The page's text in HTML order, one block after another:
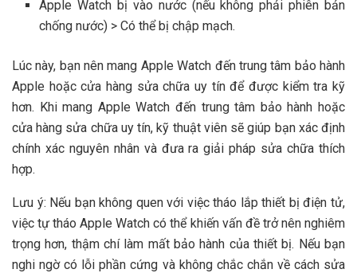
Apple Watch bị vào nước (nếu không phải phiên bản
chống nước) > Có thể bị chập mạch.
Lúc này, bạn nên mang Apple Watch đến trung tâm bảo hành
Apple hoặc cửa hàng sửa chữa uy tín để được kiểm tra kỹ
hơn. Khi mang Apple Watch đến trung tâm bảo hành hoặc
cửa hàng sửa chữa uy tín, kỹ thuật viên sẽ giúp bạn xác định
chính xác nguyên nhân và đưa ra giải pháp sửa chữa thích
hợp.
Lưu ý: Nếu bạn không quen với việc tháo lắp thiết bị điện tử,
việc tự tháo Apple Watch có thể khiến vấn đề trở nên nghiêm
trọng hơn, thậm chí làm mất bảo hành của thiết bị. Nếu bạn
nghi ngờ có lỗi phần cứng và không chắc chắn về cách sửa